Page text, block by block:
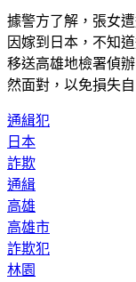
據警方了解，張女
因嫁到日本，不知
移送高雄地檢署偵
然面對，以免損失
通緝犯
日本
詐欺
通緝
高雄
高雄市
詐欺犯
林園